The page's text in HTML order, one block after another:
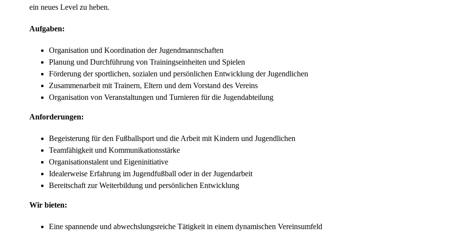
ein neues Level zu heben.
Aufgaben:
Organisation und Koordination der Jugendmannschaften
Planung und Durchführung von Trainingseinheiten und Spielen
Förderung der sportlichen, sozialen und persönlichen Entwicklung der Jugendlichen
Zusammenarbeit mit Trainern, Eltern und dem Vorstand des Vereins
Organisation von Veranstaltungen und Turnieren für die Jugendabteilung
Anforderungen:
Begeisterung für den Fußballsport und die Arbeit mit Kindern und Jugendlichen
Teamfähigkeit und Kommunikationsstärke
Organisationstalent und Eigeninitiative
Idealerweise Erfahrung im Jugendfußball oder in der Jugendarbeit
Bereitschaft zur Weiterbildung und persönlichen Entwicklung
Wir bieten:
Eine spannende und abwechslungsreiche Tätigkeit in einem dynamischen Vereinsumfeld